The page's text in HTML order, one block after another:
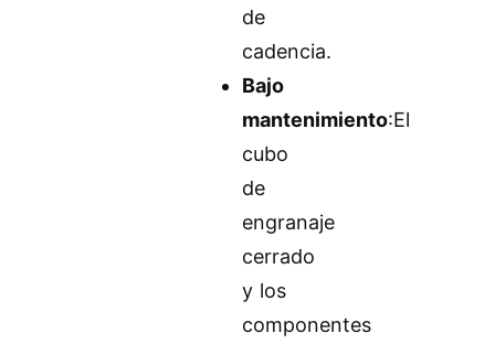
de
cadencia.
Bajo
mantenimiento:El
cubo
de
engranaje
cerrado
y los
componentes